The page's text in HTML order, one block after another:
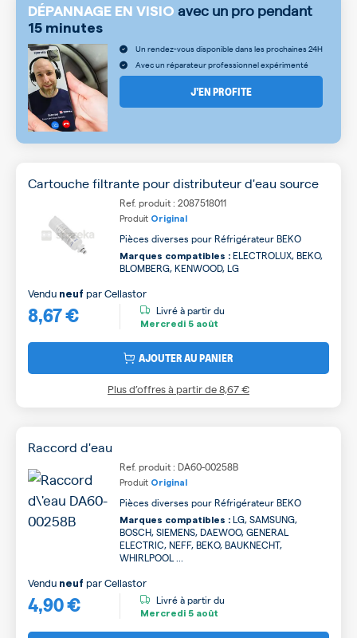
DÉPANNAGE EN VISIO avec un pro pendant
15 minutes
Un rendez-vous disponible dans les prochaines 24H
Avec un réparateur professionnel expérimenté
J’EN PROFITE
Cartouche filtrante pour distributeur d'eau source
Ref. produit : 2087518011
Produit Original
Pièces diverses pour Réfrigérateur BEKO
Marques compatibles : ELECTROLUX, BEKO,
BLOMBERG, KENWOOD, LG
8,67 €
Vendu neuf parCellastor
Livré à partir du
Mercredi 5 août
AJOUTER AU PANIER
Plus d’offres à partir de8,67 €
Raccord d'eau
Ref. produit : DA60-00258B
Produit Original
Pièces diverses pour Réfrigérateur BEKO
Marques compatibles : LG, SAMSUNG,
BOSCH, SIEMENS, DAEWOO, GENERAL
ELECTRIC, NEFF, BEKO, BAUKNECHT,
WHIRLPOOL ...
4,90 €
Vendu neuf parCellastor
Livré à partir du
Mercredi 5 août